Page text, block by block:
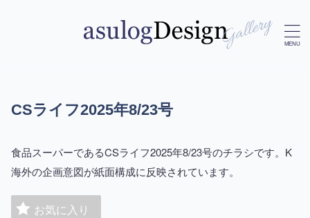
CSライフ2025年8/23号
食品スーパーであるCSライフ2025年8/23号のチラシです。K
海外の企画意図が紙面構成に反映されています。
お気に入り